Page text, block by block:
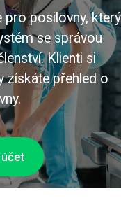
pro posilovny, který
se správou
Klienti si
získáte přehled o